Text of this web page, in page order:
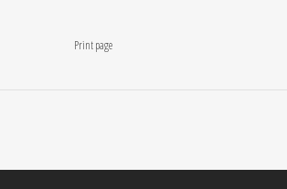
Print page